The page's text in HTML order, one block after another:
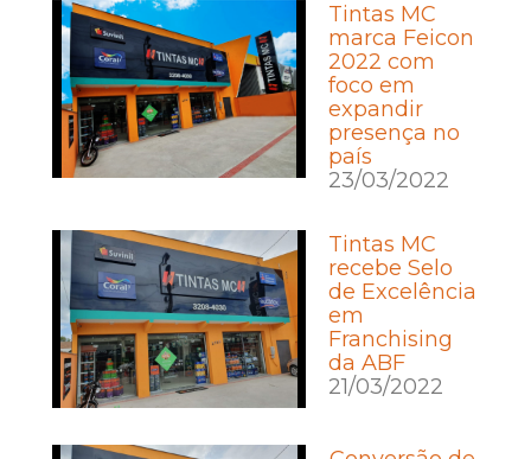
Tintas MC
marca Feicon
2022 com
foco em
expandir
presença no
país
23/03/2022
Tintas MC
recebe Selo
de Excelência
em
Franchising
da ABF
21/03/2022